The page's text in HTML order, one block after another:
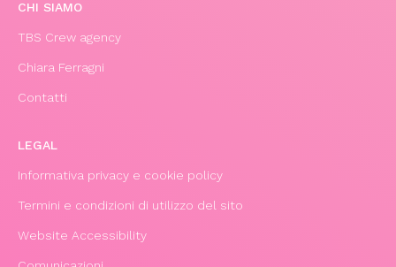
CHI SIAMO
TBS Crew agency
Chiara Ferragni
Contatti
LEGAL
Informativa privacy e cookie policy
Termini e condizioni di utilizzo del sito
Website Accessibility